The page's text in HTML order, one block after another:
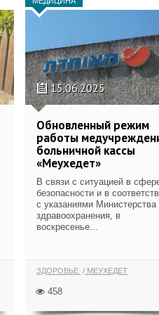
15.06.2025
Обновленный режим
работы
больничной кассы
«Меухедет»
В связи с ситуацией в
безопасности и в
с указаниями Министерства
здравоохранения, в
воскресенье...
ЗДОРОВЬЕ МЕУХЕДЕТ
458